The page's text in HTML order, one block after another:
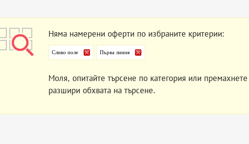
Няма намерени оферти по избраните критерии:
Сливо поле Първа линия
Моля, опитайте търсене по категория или
разшири обхвата на търсене.